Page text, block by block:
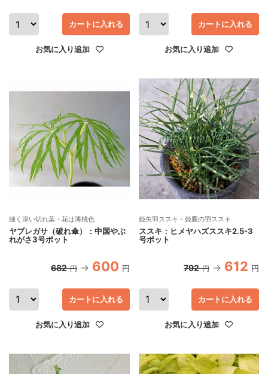
カートに入れる
お気に入り追加
カートに入れる
お気に入り追加
細く深い切れ葉・花は薄桃色
ヤブレガサ（破れ傘）：中国やぶ
れがさ3号ポット
682 円 600 円
カートに入れる
お気に入り追加
姫矢羽ススキ・姫鷹の羽ススキ
ススキ：ヒメヤハズススキ2.5-3
号ポット
792 円 612 円
カートに入れる
お気に入り追加